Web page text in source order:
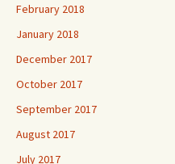
February 2018
January 2018
December 2017
October 2017
September 2017
August 2017
July 2017